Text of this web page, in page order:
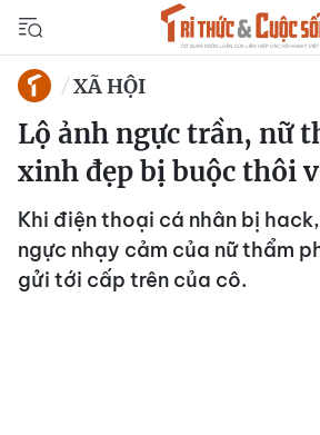
XÃ HỘI
Lộ ảnh ngực trần, nữ
xinh đẹp bị buộc thôi
Khi điện thoại cá nhân bị
ngực nhạy cảm của nữ thẩm
gửi tới cấp trên của cô.